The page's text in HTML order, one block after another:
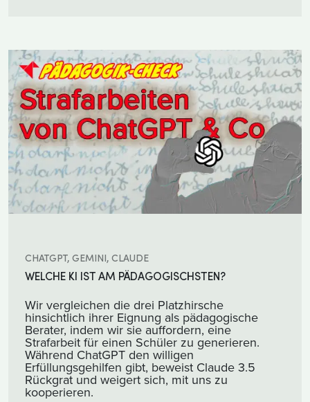
WELCHE KI IST AM PÄDAGOGISCHSTEN?
CHATGPT, GEMINI, CLAUDE
Wir vergleichen die drei Platzhirsche
hinsichtlich ihrer Eignung als pädagogische
Berater, indem wir sie auffordern, eine
Strafarbeit für einen Schüler zu generieren.
Während ChatGPT den willigen
Erfüllungsgehilfen gibt, beweist Claude 3.5
Rückgrat und weigert sich, mit uns zu
kooperieren.